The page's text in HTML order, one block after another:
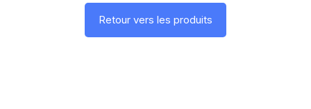
Retour vers les produits